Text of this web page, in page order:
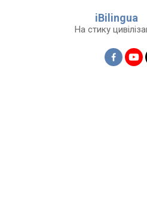
iBilingua
На стику